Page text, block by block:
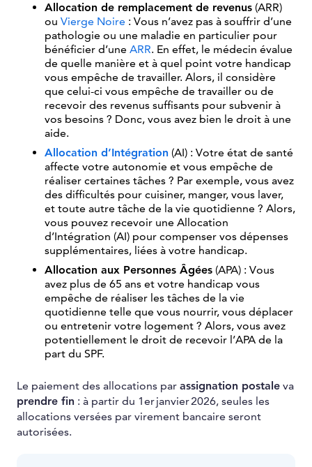
Allocation de remplacement de revenus (ARR)
ou Vierge Noire : Vous n’avez pas à souffrir d’une
pathologie ou une maladie en particulier pour
bénéficier d’une ARR. En effet, le médecin évalue
de quelle manière et à quel point votre handicap
vous empêche de travailler. Alors, il considère
que celui-ci vous empêche de travailler ou de
recevoir des revenus suffisants pour subvenir à
vos besoins ? Donc, vous avez bien le droit à une
aide.
Allocation d’Intégration (AI) : Votre état de santé
affecte votre autonomie et vous empêche de
réaliser certaines tâches ? Par exemple, vous avez
des difficultés pour cuisiner, manger, vous laver,
et toute autre tâche de la vie quotidienne ? Alors,
vous pouvez recevoir une Allocation
d’Intégration (AI) pour compenser vos dépenses
supplémentaires, liées à votre handicap.
Allocation aux Personnes Âgées (APA) : Vous
avez plus de 65 ans et votre handicap vous
empêche de réaliser les tâches de la vie
quotidienne telle que vous nourrir, vous déplacer
ou entretenir votre logement ? Alors, vous avez
potentiellement le droit de recevoir l’APA de la
part du SPF.
Le paiement des allocations par assignation postale va
prendre fin : à partir du 1er janvier 2026, seules les
allocations versées par virement bancaire seront
autorisées.